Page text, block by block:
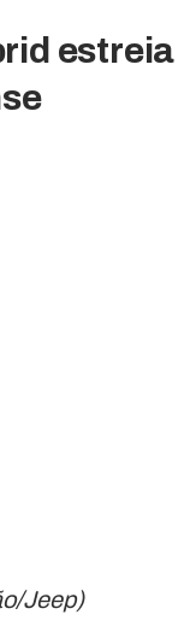
estreia
Jeep)